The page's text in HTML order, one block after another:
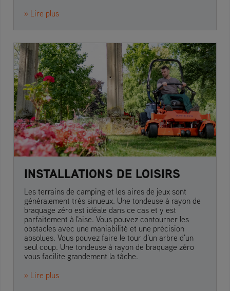
» Lire plus
INSTALLATIONS DE LOISIRS
Les terrains de camping et les aires de jeux sont
généralement très sinueux. Une tondeuse à rayon de
braquage zéro est idéale dans ce cas et y est
parfaitement à l'aise. Vous pouvez contourner les
obstacles avec une maniabilité et une précision
absolues. Vous pouvez faire le tour d'un arbre d'un
seul coup. Une tondeuse à rayon de braquage zéro
vous facilite grandement la tâche.
» Lire plus